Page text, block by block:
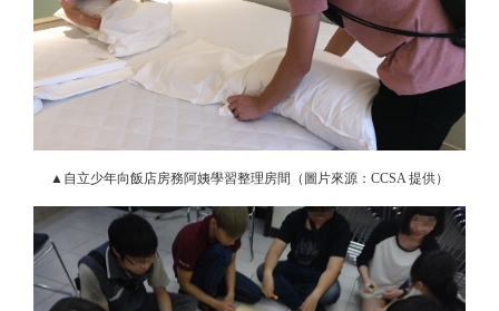
▲自立少年向飯店房務阿姨學習整理房間（圖片來源：CCSA 提供）